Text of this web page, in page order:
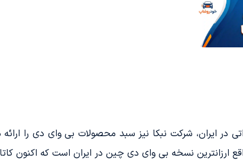
وارداتی در ایران، شرکت نبکا نیز سبد محصولات بی وای دی
ارزانترین نسخه بی وای دی چین در ایران است که اکنون